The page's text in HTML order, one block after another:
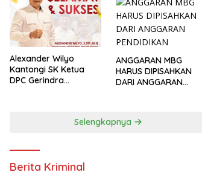
Alexander Wilyo
Kantongi SK Ketua
DPC Gerindra
ANGGARAN MBG
HARUS DIPISAHKAN
DARI ANGGARAN
Selengkapnya
Berita Kriminal